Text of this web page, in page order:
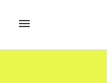
InhaltMENÜ